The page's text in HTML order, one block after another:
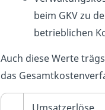
beim GKV zu
betrieblichen
Auch diese Werte
das